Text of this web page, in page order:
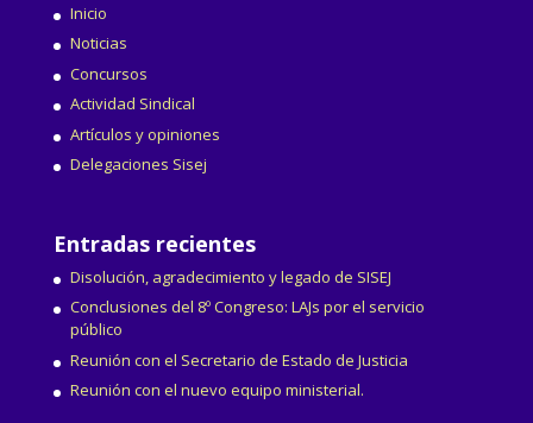
Inicio
Noticias
Concursos
Actividad Sindical
Artículos y opiniones
Delegaciones Sisej
Entradas recientes
Disolución, agradecimiento y legado de SISEJ
Conclusiones del 8º Congreso: LAJs por el servicio
público
Reunión con el Secretario de Estado de Justicia
Reunión con el nuevo equipo ministerial.